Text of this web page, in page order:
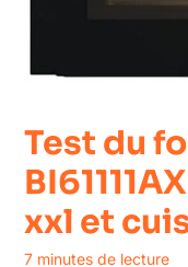
Test du
xxl et
7 minutes de lecture